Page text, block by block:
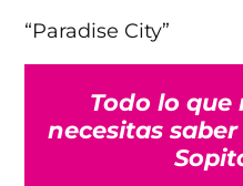
“Paradise City”
Todo lo que
necesitas